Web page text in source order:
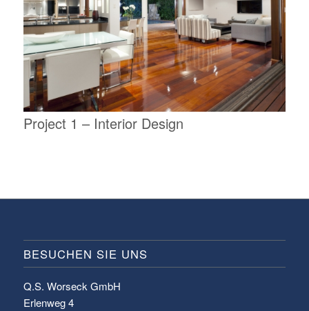
Project 1 – Interior Design
BESUCHEN SIE UNS
Q.S. Worseck GmbH
Erlenweg 4